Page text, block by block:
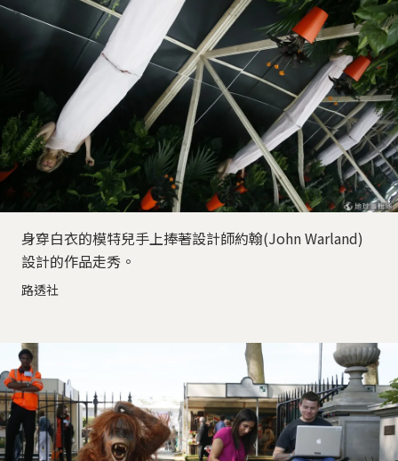
身穿白衣的模特兒手上捧著設計師約翰(John Warland)
設計的作品走秀。
路透社